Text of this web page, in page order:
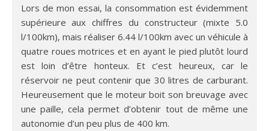
Lors de mon essai, la consommation est évidemment
supérieure aux chiffres du constructeur (mixte 5.0
l/100km), mais réaliser 6.44 l/100km avec un véhicule à
quatre roues motrices et en ayant le pied plutôt lourd
est loin d’être honteux. Et c’est heureux, car le
réservoir ne peut contenir que 30 litres de carburant.
Heureusement que le moteur boit son breuvage avec
une paille, cela permet d’obtenir tout de même une
autonomie d’un peu plus de 400 km.